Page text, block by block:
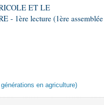
ET LE
1ère lecture (1ère assemblée
en agriculture)